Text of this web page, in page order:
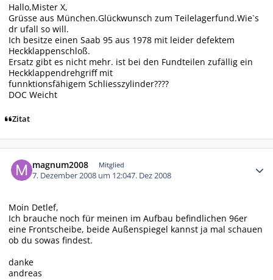
Hallo,Mister X,
Grüsse aus München.Glückwunsch zum Teilelagerfund.Wie`s
dr ufall so will.
Ich besitze einen Saab 95 aus 1978 mit leider defektem
Heckklappenschloß.
Ersatz gibt es nicht mehr. ist bei den Fundteilen zufällig ein
Heckklappendrehgriff mit
funnktionsfähigem Schliesszylinder????
DOC Weicht
Zitat
magnum2008 Mitglied
7. Dezember 2008 um 12:047. Dez 2008
Moin Detlef,
Ich brauche noch für meinen im Aufbau befindlichen 96er
eine Frontscheibe, beide Außenspiegel kannst ja mal schauen
ob du sowas findest.
danke
andreas